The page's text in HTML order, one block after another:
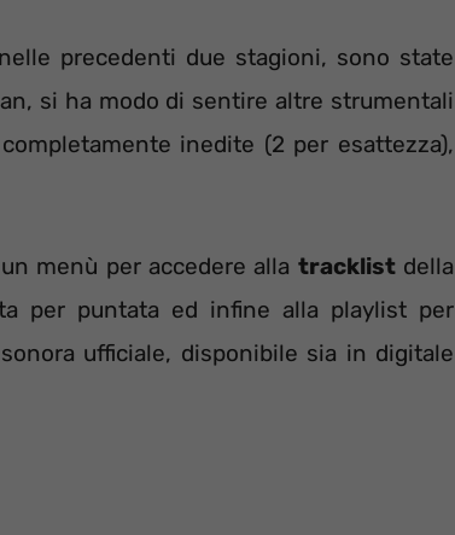
precedenti due stagioni, sono state
si ha modo di sentire altre strumentali
inedite (2 per esattezza),
menù per accedere alla tracklistdella
per puntata ed infine alla playlist per
ufficiale, disponibile sia in digitale